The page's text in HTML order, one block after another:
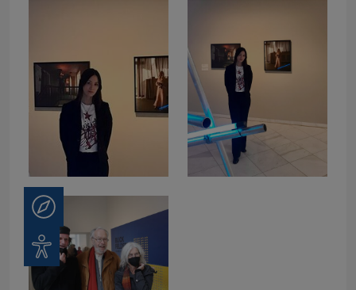
Barrierefreiheit